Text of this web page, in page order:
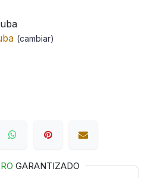
(cambiar)
GARANTIZADO